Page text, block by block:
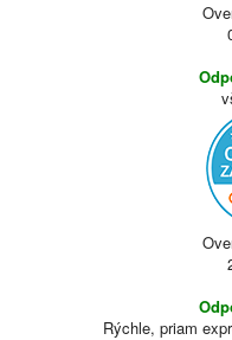
Rýchle, priam